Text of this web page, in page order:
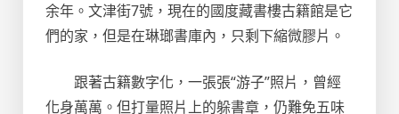
余年。文津街7號，現在的國度藏書樓古籍館是它
們的家，但是在琳瑯書庫內，只剩下縮微膠片。
跟著古籍數字化，一張張“游子”照片，曾經
化身萬萬。但打量照片上的躲書章，仍難免五味